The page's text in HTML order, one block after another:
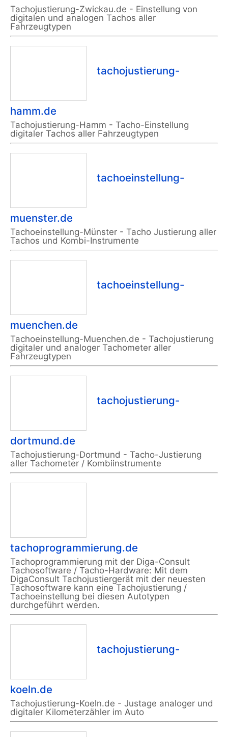
Tachojustierung-Zwickau.de - Einstellung von
digitalen und analogen Tachos aller
Fahrzeugtypen
tachojustierung-
hamm.de
Tachojustierung-Hamm - Tacho-Einstellung
digitaler Tachos aller Fahrzeugtypen
tachoeinstellung-
muenster.de
Tachoeinstellung-Münster - Tacho Justierung aller
Tachos und Kombi-Instrumente
tachoeinstellung-
muenchen.de
Tachoeinstellung-Muenchen.de - Tachojustierung
digitaler und analoger Tachometer aller
Fahrzeugtypen
tachojustierung-
dortmund.de
Tachojustierung-Dortmund - Tacho-Justierung
aller Tachometer / Kombiinstrumente
tachoprogrammierung.de
Tachoprogrammierung mit der Diga-Consult
Tachosoftware / Tacho-Hardware: Mit dem
DigaConsult Tachojustiergerät mit der neuesten
Tachosoftware kann eine Tachojustierung /
Tachoeinstellung bei diesen Autotypen
durchgeführt werden.
tachojustierung-
koeln.de
Tachojustierung-Koeln.de - Justage analoger und
digitaler Kilometerzähler im Auto